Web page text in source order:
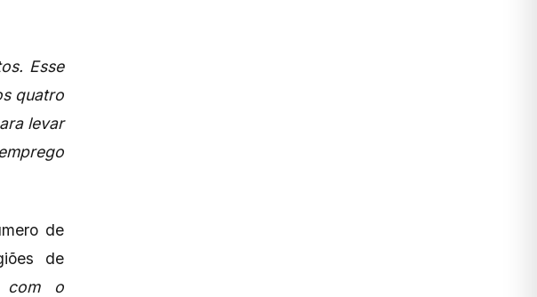
Esse
quatro
levar
de
de
com o